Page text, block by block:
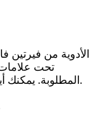
الأدوية من
تحت علامات
المطلوبة. يمكنك الإسرائيلية.